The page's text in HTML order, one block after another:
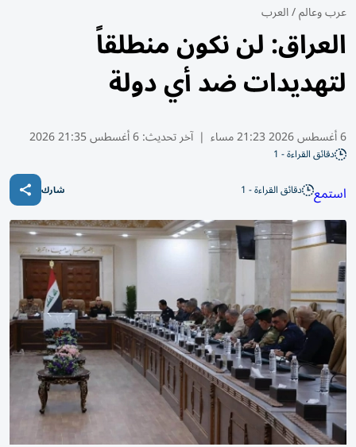
عرب وعالم/العرب
العراق: لن نكون منطلقاً
لتهديدات ضد أي دولة
6 أغسطس 2026 21:23 مساء | آخر تحديث:6 أغسطس 21:35 2026
دقائق القراءة - 1
استمع دقائق القراءة - 1 شارك